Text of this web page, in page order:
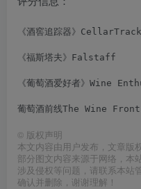
《酒窖追踪器》
《福斯塔夫》Falstaff
《葡萄酒爱好者》Wine
葡萄酒前线The Wine Front
© 版权声明
本文内容由用户发布，文章版
部分图文内容来源于网络，本
涉及侵权等问题，请联系本站
确认并删除，谢谢理解！